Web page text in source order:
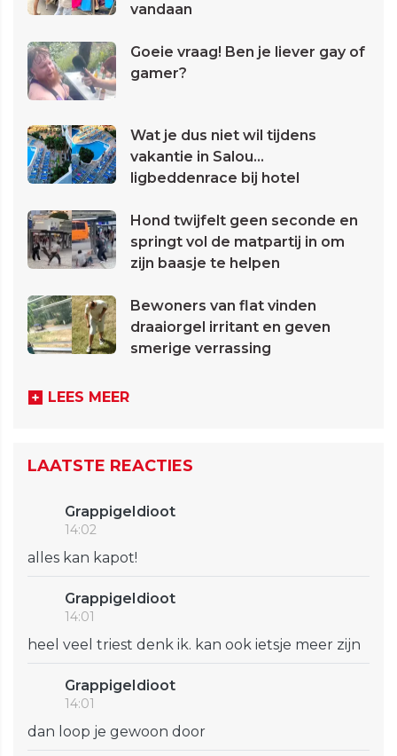
vandaan
Goeie vraag! Ben je liever gay of
gamer?
Wat je dus niet wil tijdens
vakantie in Salou...
ligbeddenrace bij hotel
Hond twijfelt geen seconde en
springt vol de matpartij in om
zijn baasje te helpen
Bewoners van flat vinden
draaiorgel irritant en geven
smerige verrassing
LEES MEER
LAATSTE REACTIES
GrappigeIdioot
14:02
alles kan kapot!
GrappigeIdioot
14:01
heel veel triest denk ik. kan ook ietsje meer zijn
GrappigeIdioot
14:01
dan loop je gewoon door